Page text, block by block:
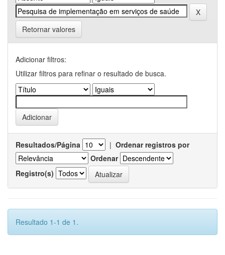
Retornar valores
Adicionar filtros:
Utilizar filtros para refinar o resultado de busca.
Resultados/Página | Ordenar registros por
Ordenar
Registro(s)
Resultado 1-1 de 1.